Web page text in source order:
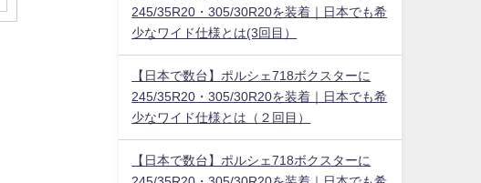
245/35R20・305/30R20を装着｜日本でも希
少なワイド仕様とは(3回目）
【日本で数台】ポルシェ718ボクスターに
245/35R20・305/30R20を装着｜日本でも希
少なワイド仕様とは（２回目）
【日本で数台】ポルシェ718ボクスターに